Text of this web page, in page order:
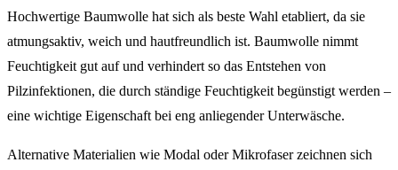
Hochwertige Baumwolle hat sich als beste Wahl etabliert, da sie
atmungsaktiv, weich und hautfreundlich ist. Baumwolle nimmt
Feuchtigkeit gut auf und verhindert so das Entstehen von
Pilzinfektionen, die durch ständige Feuchtigkeit begünstigt werden –
eine wichtige Eigenschaft bei eng anliegender Unterwäsche.
Alternative Materialien wie Modal oder Mikrofaser zeichnen sich